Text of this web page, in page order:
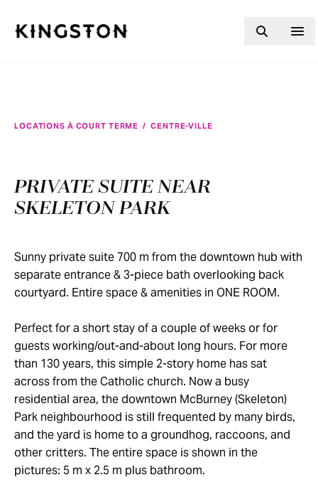
LOCATIONS À COURT TERME / CENTRE-VILLE
PRIVATE SUITE NEAR
SKELETON PARK
Sunny private suite 700 m from the downtown hub with
separate entrance & 3-piece bath overlooking back
courtyard. Entire space & amenities in ONE ROOM.
Perfect for a short stay of a couple of weeks or for
guests working/out-and-about long hours. For more
than 130 years, this simple 2-story home has sat
across from the Catholic church. Now a busy
residential area, the downtown McBurney (Skeleton)
Park neighbourhood is still frequented by many birds,
and the yard is home to a groundhog, raccoons, and
other critters. The entire space is shown in the
pictures: 5 m x 2.5 m plus bathroom.